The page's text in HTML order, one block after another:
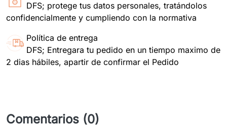
DFS; protege tus datos personales, tratándolos
confidencialmente y cumpliendo con la normativa
Política de entrega
DFS; Entregara tu pedido en un tiempo maximo de
2 dias hábiles, apartir de confirmar el Pedido
Comentarios (0)